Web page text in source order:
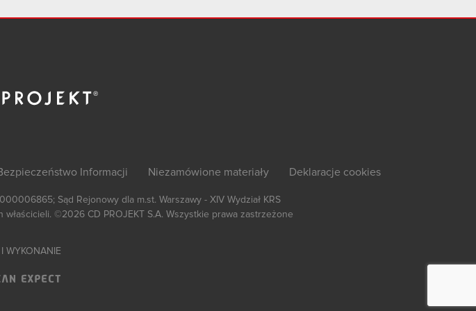
Informacji Niezamówione materiały Deklaracje cookies
Sąd Rejonowy dla m.st. Warszawy - XIV Wydział KRS
właścicieli. ©2026 CD PROJEKT S.A. Wszystkie prawa zastrzeżone
WYKONANIE